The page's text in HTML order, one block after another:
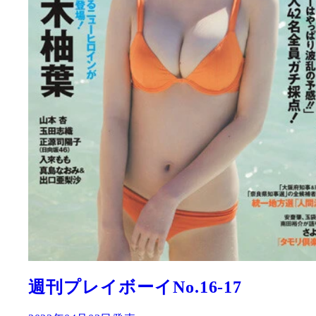
週刊プレイボーイNo.16-17